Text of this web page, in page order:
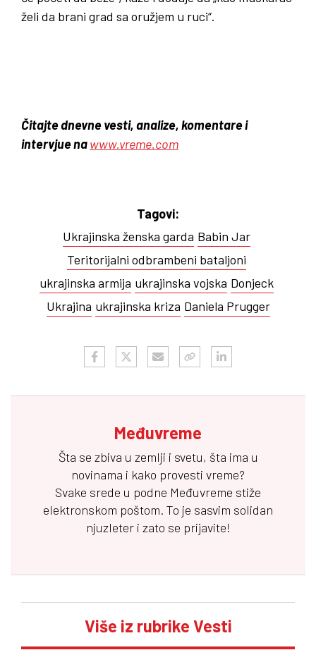
želi da brani grad sa oružjem u ruci“.
Čitajte dnevne vesti, analize, komentare i
intervjue nawww.vreme.com
Tagovi:
Ukrajinska ženska garda Babin Jar
Teritorijalni odbrambeni bataljoni
ukrajinska armija ukrajinska vojska Donjeck
Ukrajina ukrajinska kriza Daniela Prugger
Međuvreme
Šta se zbiva u zemlji i svetu, šta ima u
novinama i kako provesti vreme?
Svake srede u podne Međuvreme stiže
elektronskom poštom. To je sasvim solidan
njuzleter i zato se prijavite!
Više iz rubrike Vesti